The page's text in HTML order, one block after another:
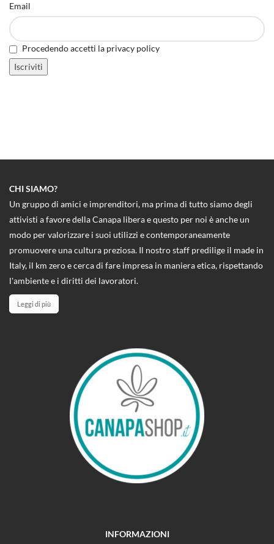
Email
Procedendo accetti la privacy policy
CHI SIAMO?
Un gruppo di amici e imprenditori, ma prima di tutto siamo degli
attivisti a favore della Canapa libera e questo per noi è anche un
modo per valorizzare i suoi utilizzi e contemporaneamente
promuovere una cultura preziosa. Il nostro staff predilige il made in
Italy, il km zero e cerca di fare impresa in maniera etica, rispettando
l'ambiente e i diritti dei lavoratori.
Leggi di più
INFORMAZIONI